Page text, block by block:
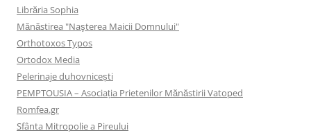
Librăria Sophia
Mănăstirea "Naşterea Maicii Domnului"
Orthotoxos Typos
Ortodox Media
Pelerinaje duhovnicești
PEMPTOUSIA – Asociația Prietenilor Mănăstirii Vatoped
Romfea.gr
Sfânta Mitropolie a Pireului